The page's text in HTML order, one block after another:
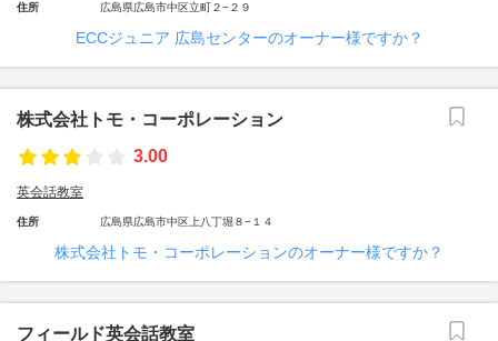
住所 広島県広島市中区立町２−２９
ECCジュニア 広島センターのオーナー様ですか？
株式会社トモ・コーポレーション
3.00
英会話教室
住所 広島県広島市中区上八丁堀８−１４
株式会社トモ・コーポレーションのオーナー様ですか？
フィールド英会話教室